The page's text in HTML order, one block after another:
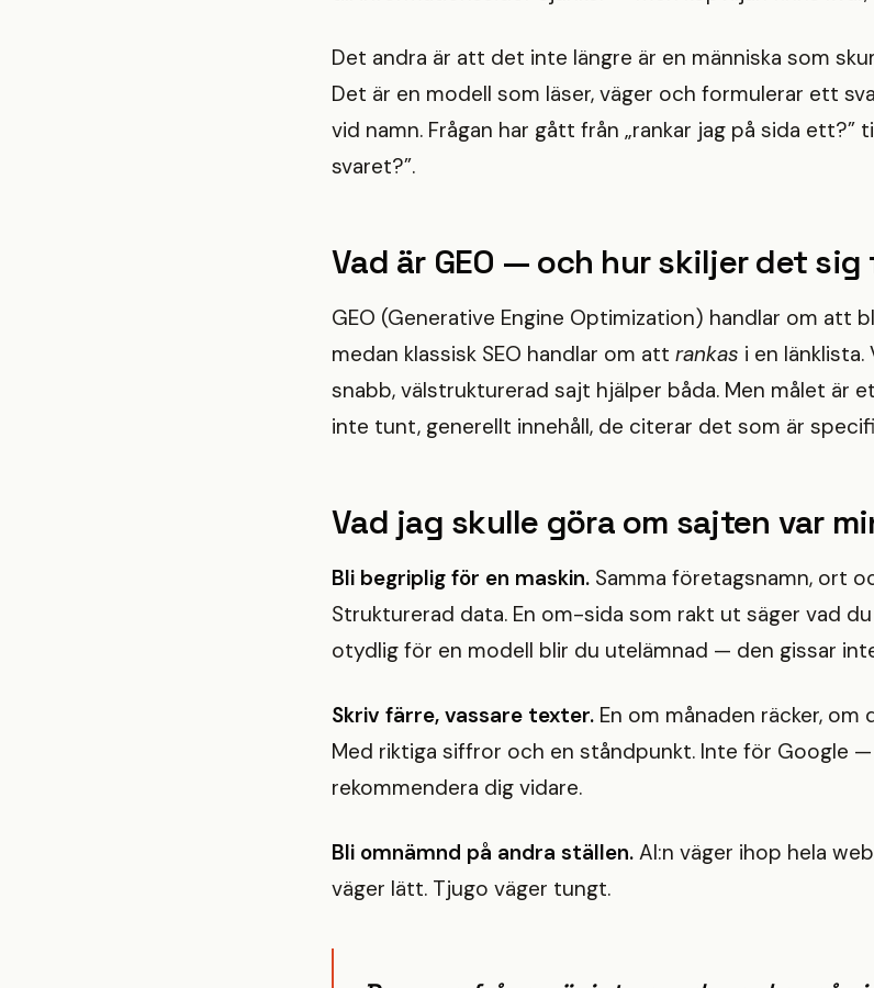
Det andra är att det inte längre är en människa som
Det är en modell som läser, väger och formulerar ett
vid namn. Frågan har gått från „rankar jag på sida ett?”
svaret?”.
Vad är GEO — och hur skiljer det sig
GEO (Generative Engine Optimization) handlar om att
medan klassisk SEO handlar om att rankas i en
snabb, välstrukturerad sajt hjälper båda. Men målet är
inte tunt, generellt innehåll, de citerar det som är
Vad jag skulle göra om sajten var
Bli begriplig för en maskin. Samma företagsnamn, ort
Strukturerad data. En om-sida som rakt ut säger vad
otydlig för en modell blir du utelämnad — den gissar
Skriv färre, vassare texter. En om månaden räcker,
Med riktiga siffror och en ståndpunkt. Inte för Google
rekommendera dig vidare.
Bli omnämnd på andra ställen. AI:n väger ihop hela
väger lätt. Tjugo väger tungt.